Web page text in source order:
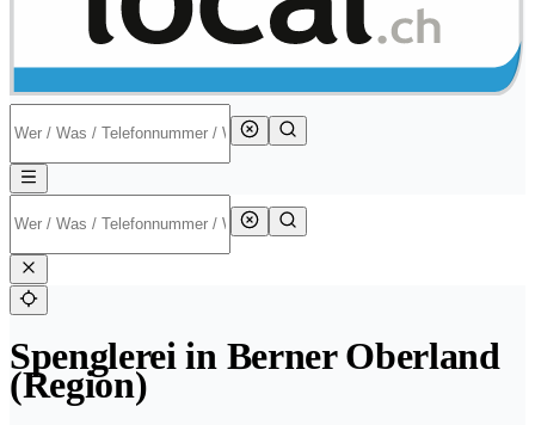
Spenglerei in Berner Oberland
(Region)